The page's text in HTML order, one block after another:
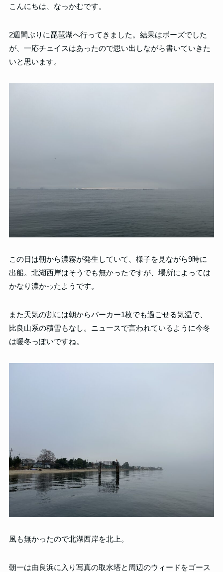
こんにちは、なっかむです。
2週間ぶりに琵琶湖へ行ってきました。結果はボーズでした
が、一応チェイスはあったので思い出しながら書いていきた
いと思います。
この日は朝から濃霧が発生していて、様子を見ながら9時に
出船。北湖西岸はそうでも無かったですが、場所によっては
かなり濃かったようです。
また天気の割には朝からパーカー1枚でも過ごせる気温で、
比良山系の積雪もなし。ニュースで言われているように今冬
は暖冬っぽいですね。
風も無かったので北湖西岸を北上。
朝一は由良浜に入り写真の取水塔と周辺のウィードをゴース